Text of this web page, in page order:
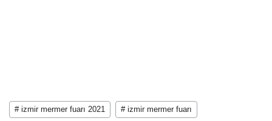
# izmir mermer fuarı 2021 # izmir mermer fuarı